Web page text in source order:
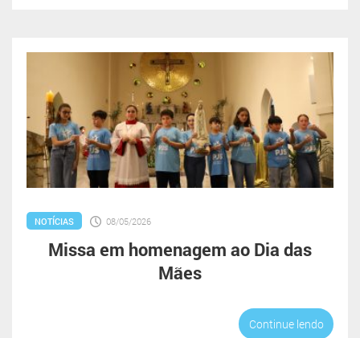
NOTÍCIAS 08/05/2026
Missa em homenagem ao Dia das
Mães
Continue lendo